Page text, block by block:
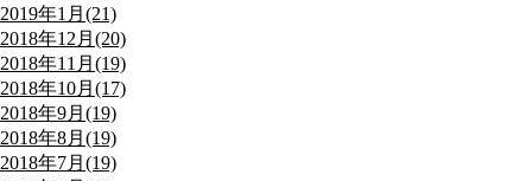
2019年1月(21)
2018年12月(20)
2018年11月(19)
2018年10月(17)
2018年9月(19)
2018年8月(19)
2018年7月(19)